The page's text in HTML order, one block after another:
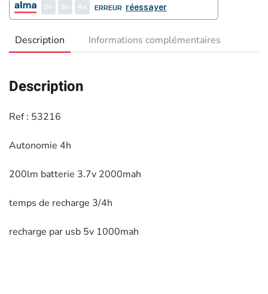
2 3 4 ERREUR réessayer
Description Informations complémentaires
Description
Ref : 53216
Autonomie 4h
200lm batterie 3.7v 2000mah
temps de recharge 3/4h
recharge par usb 5v 1000mah